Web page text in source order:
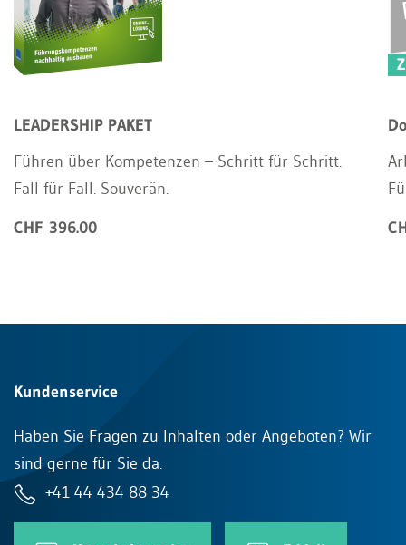
LEADERSHIP PAKET
Führen über Kompetenzen – Schritt für Schritt.
Fall für Fall. Souverän.
CHF 396.00
Kundenservice
Haben Sie Fragen zu Inhalten oder Angeboten? Wir
sind gerne für Sie da.
+41 44 434 88 34